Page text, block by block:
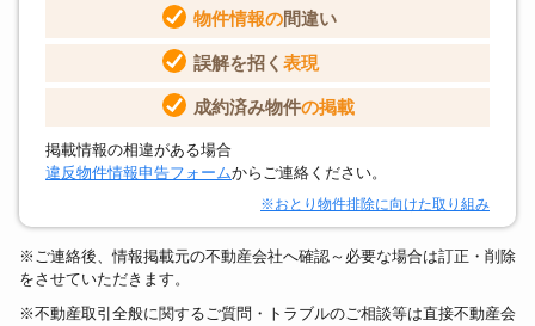
物件情報の間違い
誤解を招く 表現
成約済み物件の掲載
掲載情報の相違がある場合
違反物件情報申告フォームからご連絡ください。
※おとり物件排除に向けた取り組み
※ご連絡後、情報掲載元の不動産会社へ確認～必要な場合は訂正・削除
をさせていただきます。
※不動産取引全般に関するご質問・トラブルのご相談等は直接不動産会